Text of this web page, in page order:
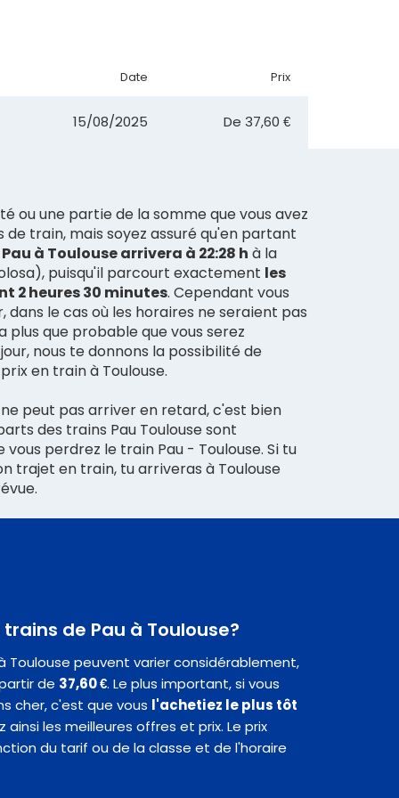
Date Prix
15/08/2025 De 37,60 €
ou une partie de la somme que vous avez
de train, mais soyez assuré qu'en partant
train de Pau à Toulouse arrivera à 22:28 h à la
puisqu'il parcourt exactement les
2 heures 30 minutes. Cependant vous
dans le cas où les horaires ne seraient pas
plus que probable que vous serez
nous te donnons la possibilité de
en train à Toulouse.
peut pas arriver en retard, c'est bien
des trains Pau Toulouse sont
perdrez le train Pau - Toulouse. Si tu
trajet en train, tu arriveras à Toulouse
de Pau à Toulouse?
Toulouse peuvent varier considérablement,
de 37,60 €. Le plus important, si vous
cher, c'est que vous l'achetiez le plus tôt
ainsi les meilleures offres et prix. Le prix
du tarif ou de la classe et de l'horaire